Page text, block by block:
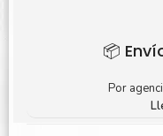
📦
Por